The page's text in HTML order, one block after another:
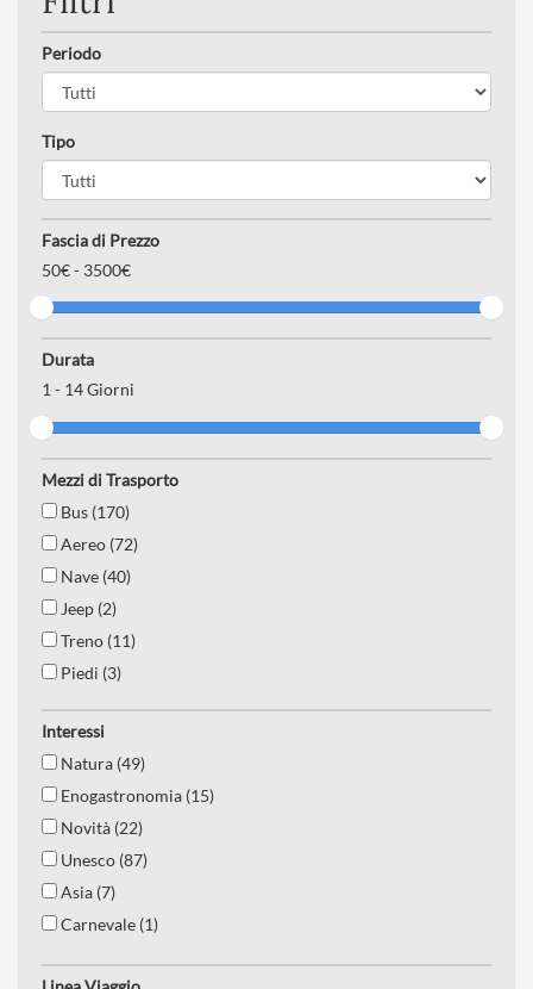
Periodo
Tipo
Fascia di Prezzo
50€ - 3500€
Durata
1- 14Giorni
Mezzi di Trasporto
Bus (170)
Aereo (72)
Nave (40)
Jeep (2)
Treno (11)
Piedi (3)
Interessi
Natura (49)
Enogastronomia (15)
Novità (22)
Unesco (87)
Asia (7)
Carnevale (1)